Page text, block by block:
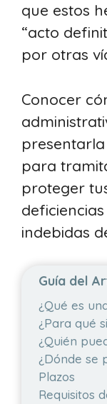
que estos
“acto
por otras
Conocer
para
proteger
indebidas
Guía del
¿Qué es
¿Para qué
¿Quién
¿Dónde se
Plazos
Requisitos